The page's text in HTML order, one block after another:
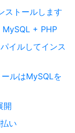
ストールします
+ PHP
イルしてインス
ルはMySQLを
開
い